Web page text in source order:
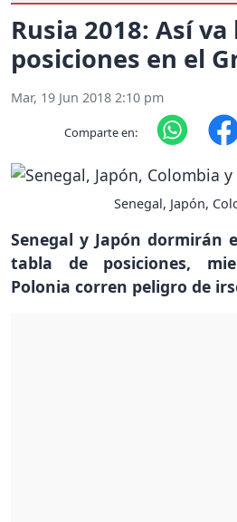
Rusia 2018: Así
posiciones en el
Mar, 19 Jun 2018 2:10 pm
Comparte en:
Senegal, Japón,
Senegal y Japón dormirán
tabla de posiciones,
Polonia corren peligro de